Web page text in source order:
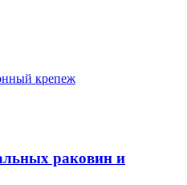
крепеж
раковин и